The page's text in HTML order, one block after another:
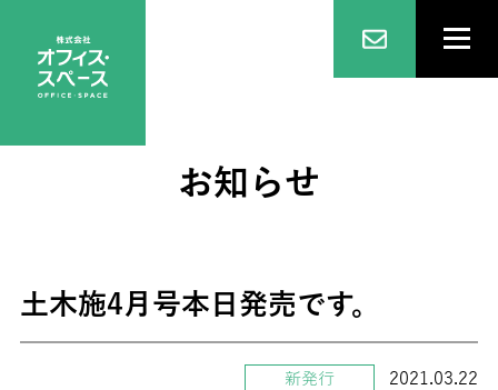
お知らせ
土木施4月号本日発売です。
新発行 2021.03.22